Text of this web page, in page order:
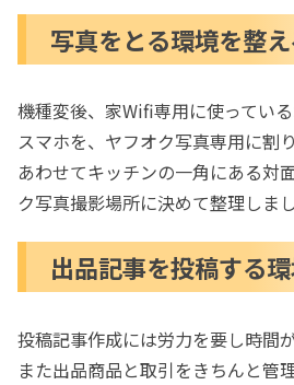
写真をとる環境を整
機種変後、家Wifi専用に使ってい
スマホを、ヤフオク写真専用に割
あわせてキッチンの一角にある対
ク写真撮影場所に決めて整理しまし
出品記事を投稿する
投稿記事作成には労力を要し時間
また出品商品と取引をきちんと管